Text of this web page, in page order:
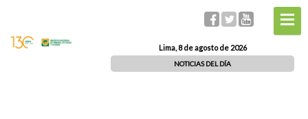
Lima, 8 de agosto de 2026
NOTICIAS DEL DÍA